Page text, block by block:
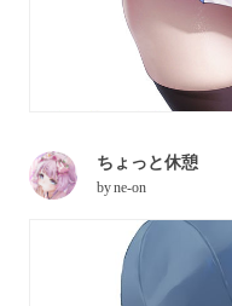
ちょっと休憩
byne-on